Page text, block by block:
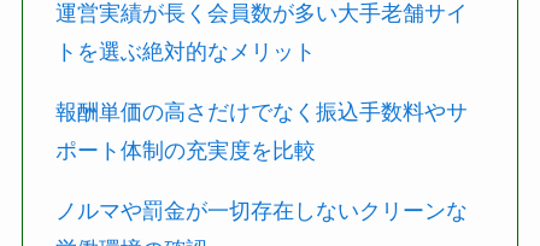
運営実績が長く会員数が多い大手老舗サイ
トを選ぶ絶対的なメリット
報酬単価の高さだけでなく振込手数料やサ
ポート体制の充実度を比較
ノルマや罰金が一切存在しないクリーンな